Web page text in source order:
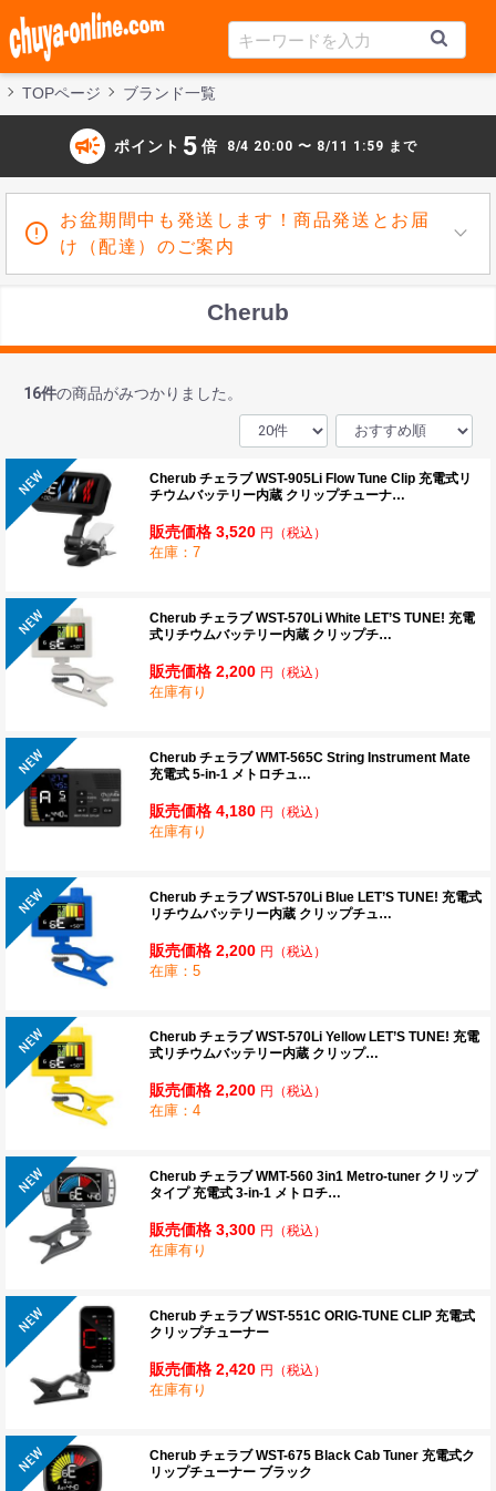
TOPページ ブランド一覧
campaign ポイント 5 倍 8/4 20:00 〜 8/11 1:59 まで
お盆期間中も発送します！商品発送とお届
け（配達）のご案内
Cherub
16件の商品がみつかりました。
Cherub チェラブ WST-905Li Flow Tune Clip 充電式リ
チウムバッテリー内蔵 クリップチューナ…
販売価格 3,520 円 （税込）
在庫：7
Cherub チェラブ WST-570Li White LET’S TUNE! 充電
式リチウムバッテリー内蔵 クリップチ…
販売価格 2,200 円 （税込）
在庫有り
Cherub チェラブ WMT-565C String Instrument Mate
充電式 5-in-1 メトロチュ…
販売価格 4,180 円 （税込）
在庫有り
Cherub チェラブ WST-570Li Blue LET’S TUNE! 充電式
リチウムバッテリー内蔵 クリップチュ…
販売価格 2,200 円 （税込）
在庫：5
Cherub チェラブ WST-570Li Yellow LET’S TUNE! 充電
式リチウムバッテリー内蔵 クリップ…
販売価格 2,200 円 （税込）
在庫：4
Cherub チェラブ WMT-560 3in1 Metro-tuner クリップ
タイプ 充電式 3-in-1 メトロチ…
販売価格 3,300 円 （税込）
在庫有り
Cherub チェラブ WST-551C ORIG-TUNE CLIP 充電式
クリップチューナー
販売価格 2,420 円 （税込）
在庫有り
Cherub チェラブ WST-675 Black Cab Tuner 充電式ク
リップチューナー ブラック